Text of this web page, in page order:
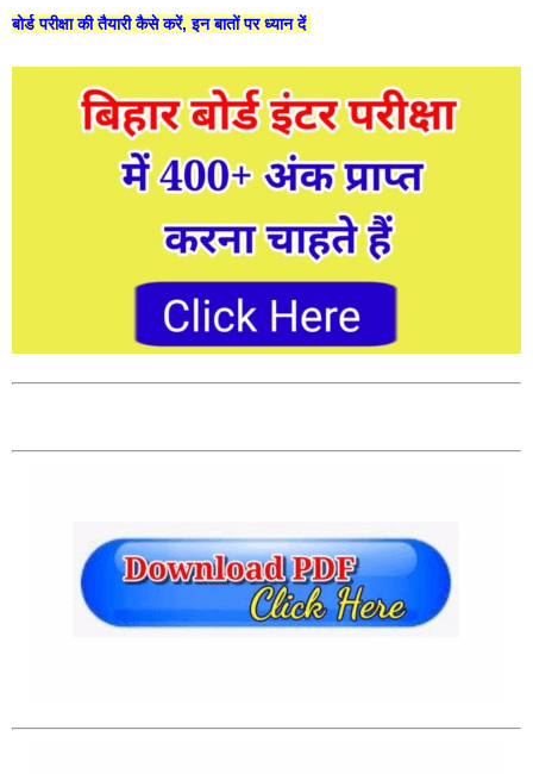
बोर्ड परीक्षा की तैयारी कैसे करें, इन बातों पर ध्यान दें